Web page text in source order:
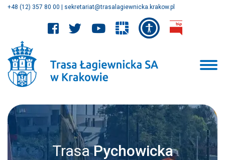
+48 (12) 357 80 00 sekretariat@trasalagiewnicka.krakow.pl
TrasaPychowicka